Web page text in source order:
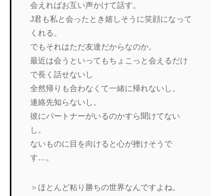
会えればお互い声かけて話す。
J君も私と会ったとき嬉しそうに笑顔になって
くれる。
でもそれはただ友達だからなのか。
最近は会うといってもちょこっと会えるだけ
で長く話せないし
全然帰りも合わなくて一緒に帰れないし。
連絡先知らないし。
彼にパートナーがいるのかすら聞けてない
し。
ないものに目を向けると心が挫けそうで
す…。
＞ほとんど粘り勝ちの世界なんですよね。